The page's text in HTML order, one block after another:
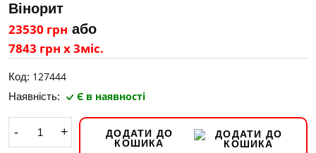
Вінорит
23530 грн або
7843 грн х 3міс.
Код: 127444
Наявність: Є в наявності
- +
ДОДАТИ ДО
КОШИКА